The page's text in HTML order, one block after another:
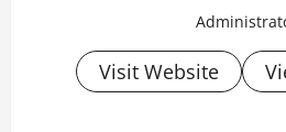
Visit Website